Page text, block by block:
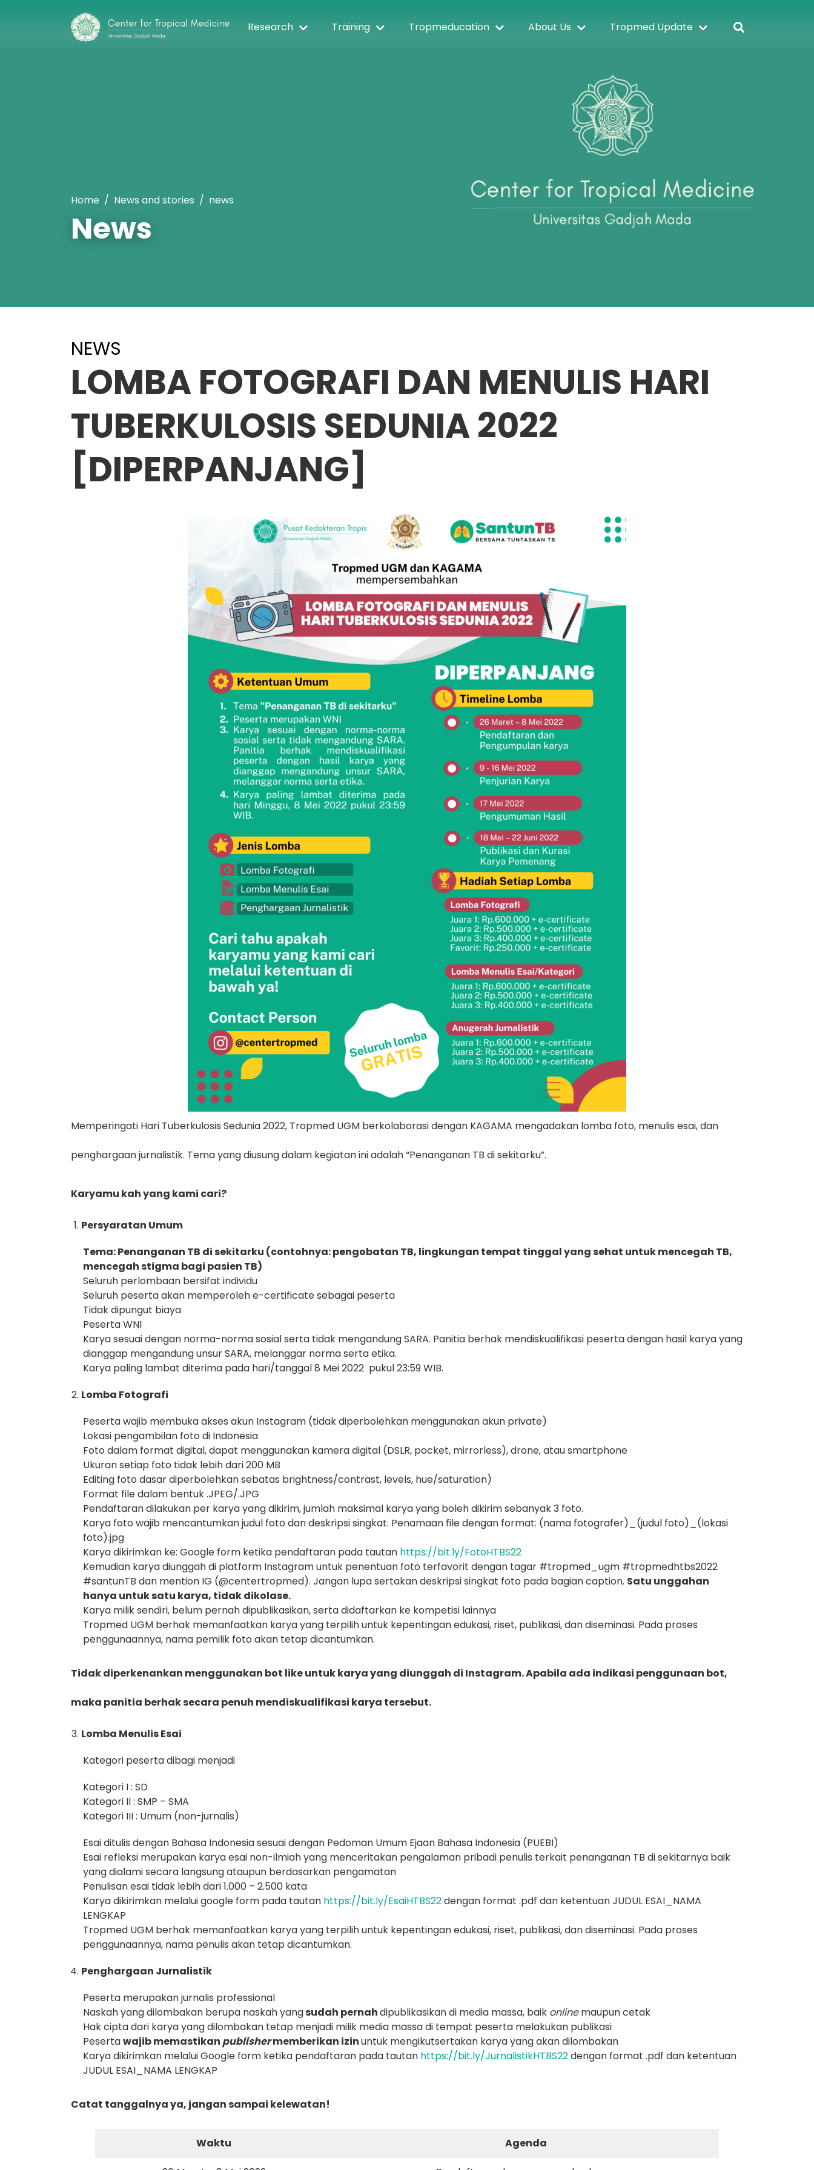
Research Training Tropmeducation About Us Tropmed Update
Home News and stories news
News
NEWS
LOMBA FOTOGRAFI DAN MENULIS HARI
TUBERKULOSIS SEDUNIA 2022
[DIPERPANJANG]
Memperingati Hari Tuberkulosis Sedunia 2022, Tropmed UGM berkolaborasi dengan KAGAMA mengadakan lomba foto, menulis esai, dan
penghargaan jurnalistik. Tema yang diusung dalam kegiatan ini adalah “Penanganan TB di sekitarku”.
Karyamu kah yang kami cari?
Persyaratan Umum
Tema:Penanganan TB di sekitarku (contohnya: pengobatan TB, lingkungan tempat tinggal yang sehat untuk mencegah TB,
mencegah stigma bagi pasien TB)
Seluruh perlombaan bersifat individu
Seluruh peserta akan memperoleh e-certificate sebagai peserta
Tidak dipungut biaya
Peserta WNI
Karya sesuai dengan norma-norma sosial serta tidak mengandung SARA. Panitia berhak mendiskualifikasi peserta dengan hasil karya yang
dianggap mengandung unsur SARA, melanggar norma serta etika.
Karya paling lambat diterima pada hari/tanggal 8 Mei 2022 pukul 23:59 WIB.
Lomba Fotografi
Peserta wajib membuka akses akun Instagram (tidak diperbolehkan menggunakan akun private)
Lokasi pengambilan foto di Indonesia
Foto dalam format digital, dapat menggunakan kamera digital (DSLR, pocket, mirrorless), drone, atau smartphone
Ukuran setiap foto tidak lebih dari 200 MB
Editing foto dasar diperbolehkan sebatas brightness/contrast, levels, hue/saturation)
Format file dalam bentuk .JPEG/.JPG
Pendaftaran dilakukan per karya yang dikirim, jumlah maksimal karya yang boleh dikirim sebanyak 3 foto.
Karya foto wajib mencantumkan judul foto dan deskripsi singkat. Penamaan file dengan format: (nama fotografer)_(judul foto)_(lokasi
foto).jpg
Karya dikirimkan ke: Google form ketika pendaftaran pada tautan https://bit.ly/FotoHTBS22
Kemudian karya diunggah di platform Instagram untuk penentuan foto terfavorit dengan tagar #tropmed_ugm #tropmedhtbs2022
#santunTB dan mention IG (@centertropmed). Jangan lupa sertakan deskripsi singkat foto pada bagian caption. Satu unggahan
hanya untuk satu karya, tidak dikolase.
Karya milik sendiri, belum pernah dipublikasikan, serta didaftarkan ke kompetisi lainnya
Tropmed UGM berhak memanfaatkan karya yang terpilih untuk kepentingan edukasi, riset, publikasi, dan diseminasi. Pada proses
penggunaannya, nama pemilik foto akan tetap dicantumkan.
Tidak diperkenankan menggunakan bot like untuk karya yang diunggah di Instagram. Apabila ada indikasi penggunaan bot,
maka panitia berhak secara penuh mendiskualifikasi karya tersebut.
Lomba Menulis Esai
Kategori peserta dibagi menjadi
Kategori I : SD
Kategori II : SMP – SMA
Kategori III : Umum (non-jurnalis)
Esai ditulis dengan Bahasa Indonesia sesuai dengan Pedoman Umum Ejaan Bahasa Indonesia (PUEBI)
Esai refleksi merupakan karya esai non-ilmiah yang menceritakan pengalaman pribadi penulis terkait penanganan TB di sekitarnya baik
yang dialami secara langsung ataupun berdasarkan pengamatan
Penulisan esai tidak lebih dari 1.000 – 2.500 kata
Karya dikirimkan melalui google form pada tautan https://bit.ly/EsaiHTBS22dengan format .pdf dan ketentuan JUDUL ESAI_NAMA
LENGKAP
Tropmed UGM berhak memanfaatkan karya yang terpilih untuk kepentingan edukasi, riset, publikasi, dan diseminasi. Pada proses
penggunaannya, nama penulis akan tetap dicantumkan.
Penghargaan Jurnalistik
Peserta merupakan jurnalis professional
Naskah yang dilombakan berupa naskah yangsudah pernahdipublikasikan di media massa, baik onlinemaupun cetak
Hak cipta dari karya yang dilombakan tetap menjadi milik media massa di tempat peserta melakukan publikasi
Pesertawajib memastikanpublishermemberikan izinuntuk mengikutsertakan karya yang akan dilombakan
Karya dikirimkan melalui Google form ketika pendaftaran pada tautan https://bit.ly/JurnalistikHTBS22dengan format .pdf dan ketentuan
JUDUL ESAI_NAMA LENGKAP
Catat tanggalnya ya, jangan sampai kelewatan!
Waktu Agenda